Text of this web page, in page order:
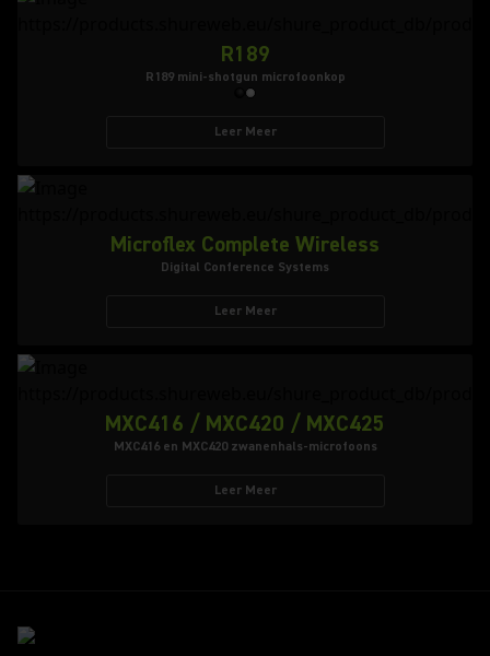
R189
R189 mini-shotgun microfoonkop
Leer Meer
Microflex Complete Wireless
Digital Conference Systems
Leer Meer
MXC416 / MXC420 / MXC425
MXC416 en MXC420 zwanenhals-microfoons
Leer Meer